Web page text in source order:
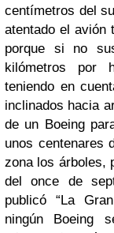
centímetros del
atentado el avión
porque si no
kilómetros por
teniendo en
inclinados hacia
de un Boeing
unos centenares
zona los árboles,
del once de
publicó “La
ningún Boeing